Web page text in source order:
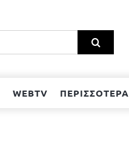
WEBTV ΠΕΡΙΣΣΟΤΕΡΑ